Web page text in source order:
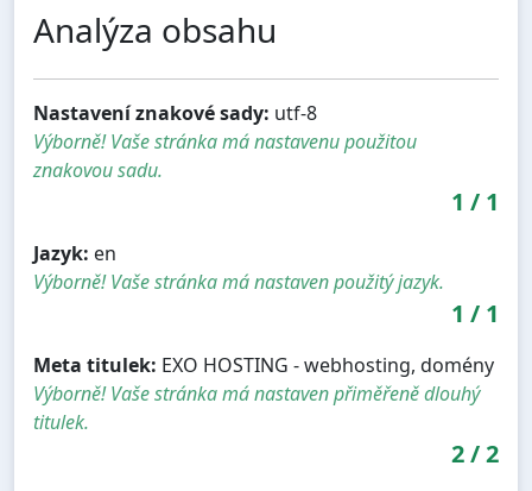
Analýza obsahu
Nastavení znakové sady: utf-8
Výborně! Vaše stránka má nastavenu použitou
znakovou sadu.
1 / 1
Jazyk: en
Výborně! Vaše stránka má nastaven použitý jazyk.
1 / 1
Meta titulek: EXO HOSTING - webhosting, domény
Výborně! Vaše stránka má nastaven přiměřeně dlouhý
titulek.
2/2